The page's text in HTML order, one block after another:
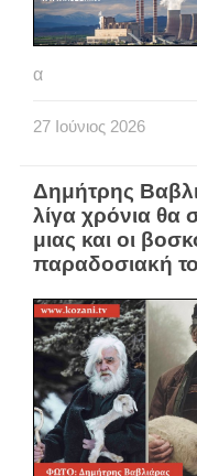
α
27 Ιούνιος 2026
Δημήτρης
λίγα χρόνια θα
μιας και οι
παραδοσιακή